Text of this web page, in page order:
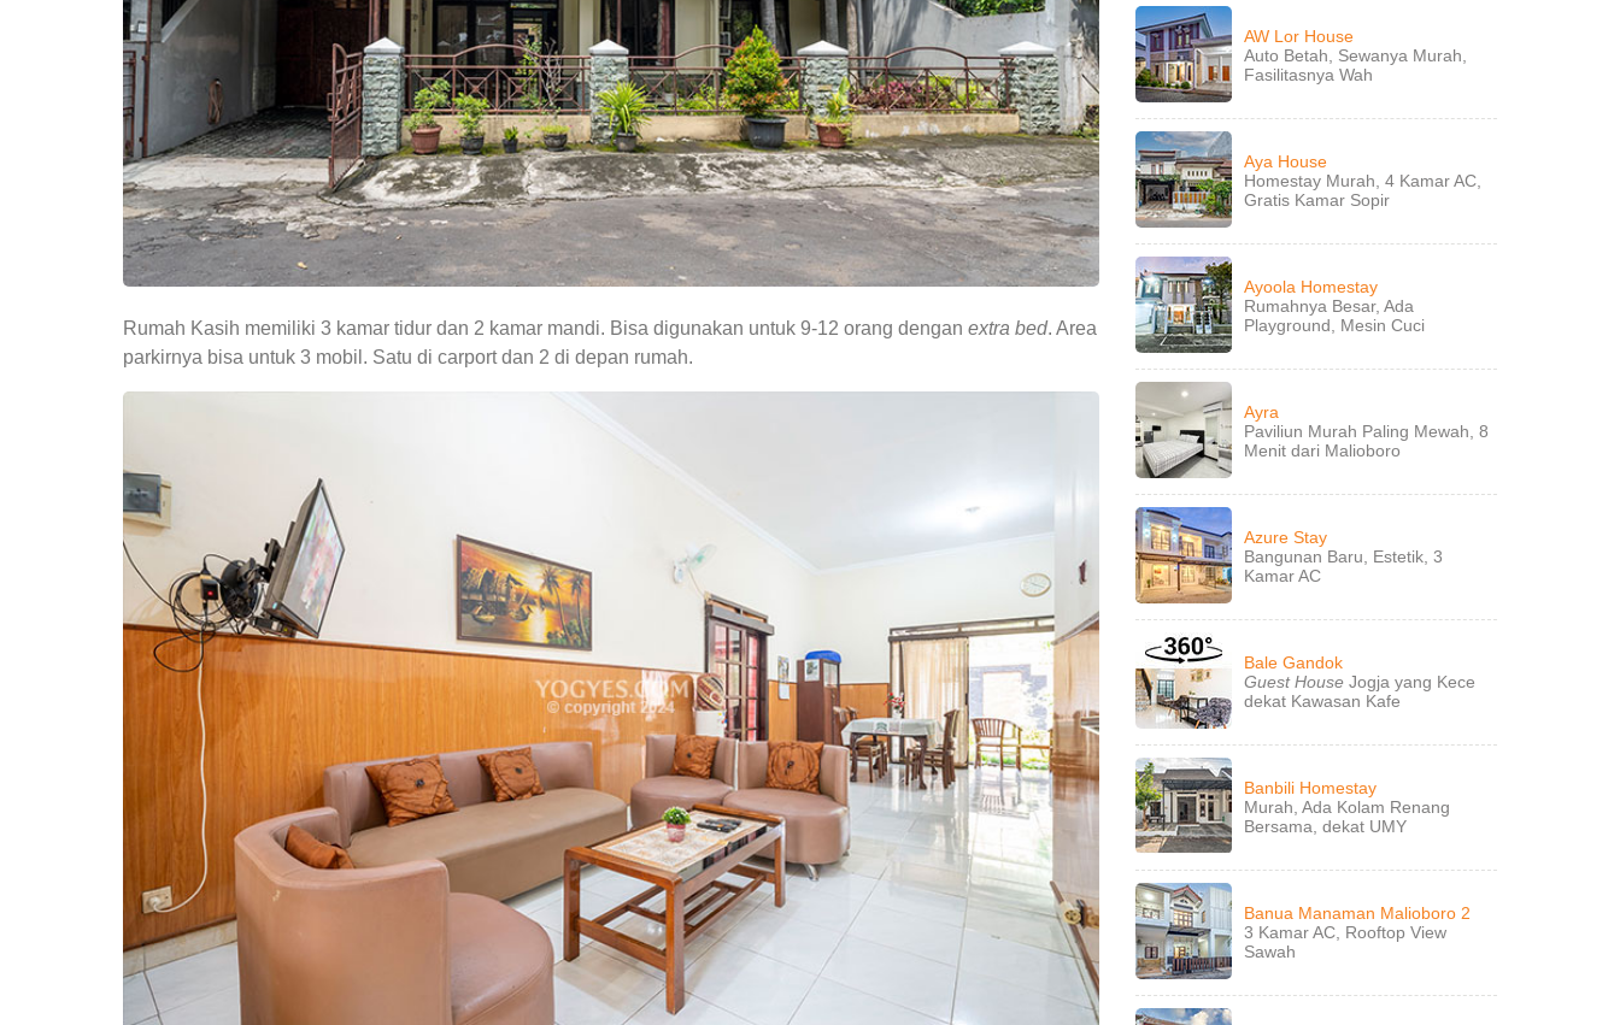
Rumah Kasih memiliki 3 kamar tidur dan 2 kamar mandi. Bisa digunakan untuk 9-12 orang dengan extra bed. Area
parkirnya bisa untuk 3 mobil. Satu di carport dan 2 di depan rumah.
AW Lor House
Auto Betah, Sewanya Murah,
Fasilitasnya Wah
Aya House
Homestay Murah, 4 Kamar AC,
Gratis Kamar Sopir
Ayoola Homestay
Rumahnya Besar, Ada
Playground, Mesin Cuci
Ayra
Paviliun Murah Paling Mewah, 8
Menit dari Malioboro
Azure Stay
Bangunan Baru, Estetik, 3
Kamar AC
Bale Gandok
Guest House Jogja yang Kece
dekat Kawasan Kafe
Banbili Homestay
Murah, Ada Kolam Renang
Bersama, dekat UMY
Banua Manaman Malioboro 2
3 Kamar AC, Rooftop View
Sawah